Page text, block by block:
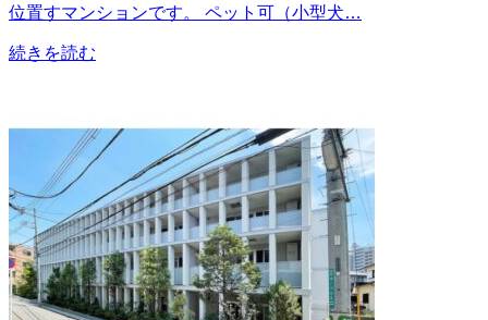
位置すマンションです。 ペット可（小型犬…
続きを読む